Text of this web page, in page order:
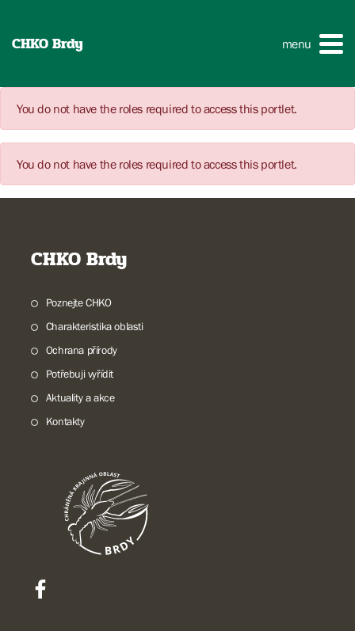
CHKO Brdy menu
You do not have the roles required to access this portlet.
You do not have the roles required to access this portlet.
CHKO Brdy
Poznejte CHKO
Charakteristika oblasti
Ochrana přírody
Potřebuji vyřídit
Aktuality a akce
Kontakty